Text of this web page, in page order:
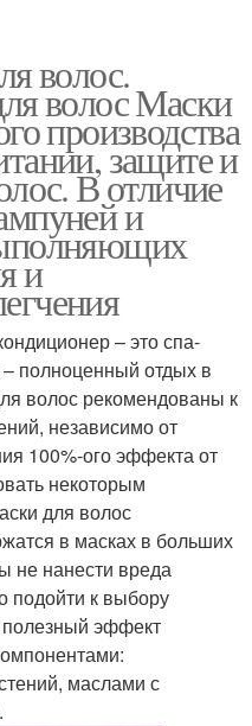
волос.
волос Маски
производства
защите и
В отличие
и
и
– это спа-
полноценный отдых в
волос рекомендованы к
независимо от
100%-ого эффекта от
некоторым
для волос
в масках в больших
не нанести вреда
подойти к выбору
полезный эффект
маслами с